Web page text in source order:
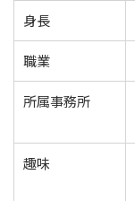
身長
職業
所属事務所
趣味